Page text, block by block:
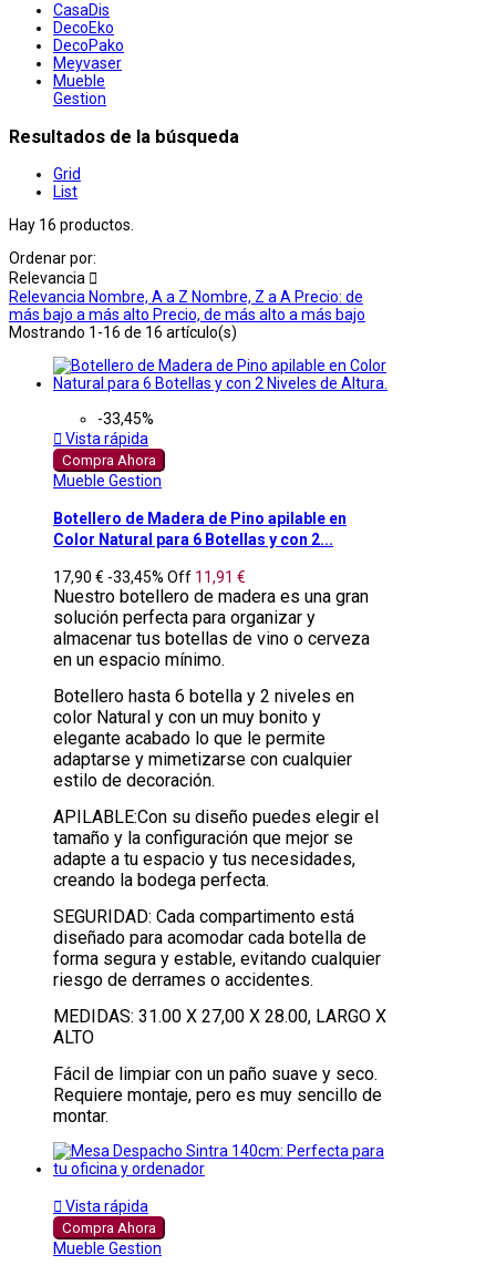
CasaDis
DecoEko
DecoPako
Meyvaser
Mueble
Gestion
Resultados de la búsqueda
Grid
List
Hay 16 productos.
Ordenar por:
Relevancia 
Relevancia Nombre, A a Z Nombre, Z a A Precio: de
más bajo a más alto Precio, de más alto a más bajo
Mostrando 1-16 de 16 artículo(s)
-33,45%
 Vista rápida
Compra Ahora
Mueble Gestion
Botellero de Madera de Pino apilable en
Color Natural para 6 Botellas y con 2...
17,90 € -33,45% Off 11,91 €
Nuestro botellero de madera es una gran
solución perfecta para organizar y
almacenar tus botellas de vino o cerveza
en un espacio mínimo.
Botellero hasta 6 botella y 2 niveles en
color Natural y con un muy bonito y
elegante acabado lo que le permite
adaptarse y mimetizarse con cualquier
estilo de decoración.
APILABLE:Con su diseño puedes elegir el
tamaño y la configuración que mejor se
adapte a tu espacio y tus necesidades,
creando la bodega perfecta.
SEGURIDAD: Cada compartimento está
diseñado para acomodar cada botella de
forma segura y estable, evitando cualquier
riesgo de derrames o accidentes.
MEDIDAS: 31.00 X 27,00 X 28.00, LARGO X
ALTO
Fácil de limpiar con un paño suave y seco.
Requiere montaje, pero es muy sencillo de
montar.
 Vista rápida
Compra Ahora
Mueble Gestion